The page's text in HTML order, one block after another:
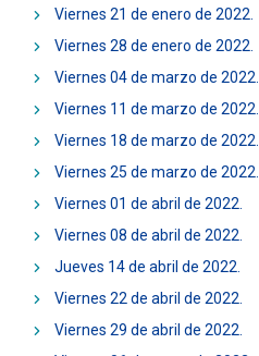
Viernes 21 de enero de 2022.
Viernes 28 de enero de 2022.
Viernes 04 de marzo de 2022.
Viernes 11 de marzo de 2022.
Viernes 18 de marzo de 2022.
Viernes 25 de marzo de 2022.
Viernes 01 de abril de 2022.
Viernes 08 de abril de 2022.
Jueves 14 de abril de 2022.
Viernes 22 de abril de 2022.
Viernes 29 de abril de 2022.